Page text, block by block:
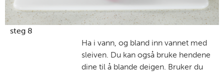
steg 8
Ha i vann, og bland inn vannet med
sleiven. Du kan også bruke hendene
dine til å blande deigen. Bruker du